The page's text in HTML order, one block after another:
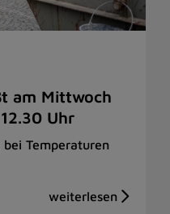
am Mittwoch
Uhr
Temperaturen